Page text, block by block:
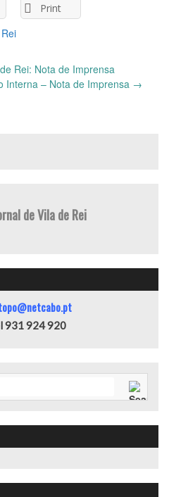
Print
Rei: Nota de Imprensa
Interna – Nota de Imprensa →
de Vila de Rei
931 924 920